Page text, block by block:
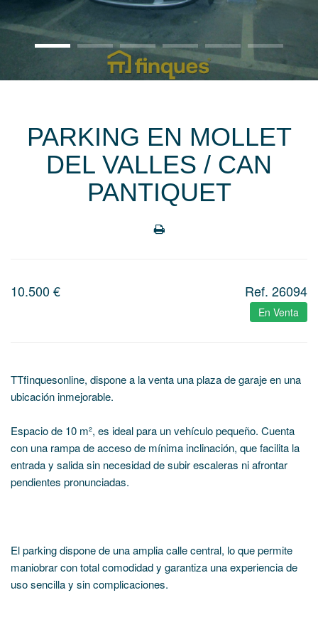
PARKING EN MOLLET
DEL VALLES / CAN
PANTIQUET
10.500€ Ref. 26094
En Venta
TTfinquesonline, dispone a la venta una plaza de garaje en una
ubicación inmejorable.
Espacio de 10 m², es ideal para un vehículo pequeño. Cuenta
con una rampa de acceso de mínima inclinación, que facilita la
entrada y salida sin necesidad de subir escaleras ni afrontar
pendientes pronunciadas.
El parking dispone de una amplia calle central, lo que permite
maniobrar con total comodidad y garantiza una experiencia de
uso sencilla y sin complicaciones.